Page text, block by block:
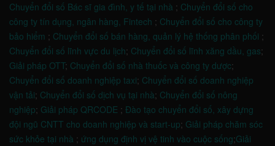
Chuyển đổi số Bác sĩ gia đình, y tế tại nhà ; Chuyển đổi số cho
công ty tín dụng, ngân hàng, Fintech ; Chuyển đổi số cho công ty
bảo hiểm ; Chuyển đổi số bán hàng, quản lý hệ thống phân phối ;
Chuyển đổi số lĩnh vực du lịch; Chuyển đổi số lĩnh xăng dầu, gas;
Giải pháp OTT; Chuyển đổi số nhà thuốc và công ty dược;
Chuyển đổi số doanh nghiệp taxi; Chuyển đổi số doanh nghiệp
vận tải; Chuyển đổi số dịch vụ tại nhà; Chuyển đổi số nông
nghiệp; Giải pháp QRCODE ; Đào tạo chuyển đổi số, xây dựng
đội ngũ CNTT cho doanh nghiệp và start-up; Giải pháp chăm sóc
sức khỏe tại nhà ; ứng dụng định vị vệ tinh vào cuộc sống;Giải